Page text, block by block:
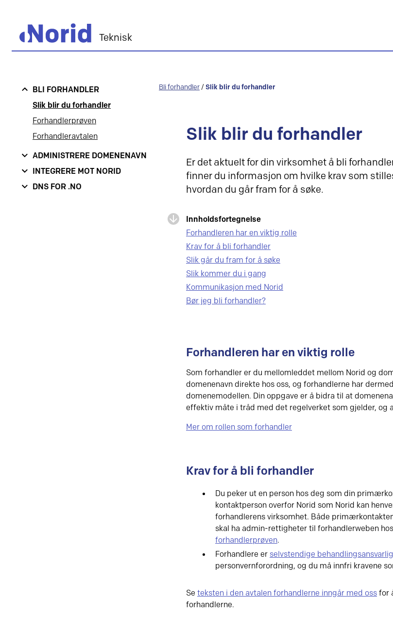
Teknisk
Bli forhandler /Slik blir du forhandler
Slik blir du forhandler
Er det aktuelt for din virksomhet å bli
finner du informasjon om hvilke krav som
hvordan du går fram for å søke.
Innholdsfortegnelse
Forhandleren har en viktig rolle
Krav for å bli forhandler
Slik går du fram for å søke
Slik kommer du i gang
Kommunikasjon med Norid
Bør jeg bli forhandler?
Forhandleren har en viktig rolle
Som forhandler er du mellomleddet mellom Norid og
domenenavn direkte hos oss, og forhandlerne har
domenemodellen. Din oppgave er å bidra til at
effektiv måte i tråd med det regelverket som gjelder, og
Mer om rollen som forhandler
Krav for å bli forhandler
Du peker ut en person hos deg som din
kontaktperson overfor Norid som Norid kan
forhandlerens virksomhet. Både
skal ha admin-rettigheter til forhandlerweben
forhandlerprøven.
Forhandlere er selvstendige
personvernforordning, og du må innfri kravene
Se teksten i den avtalen forhandlerne inngår med oss for
forhandlerne.
BLI FORHANDLER
Slik blir du forhandler
Forhandlerprøven
Forhandleravtalen
ADMINISTRERE DOMENENAVN
INTEGRERE MOT NORID
DNS FOR .NO